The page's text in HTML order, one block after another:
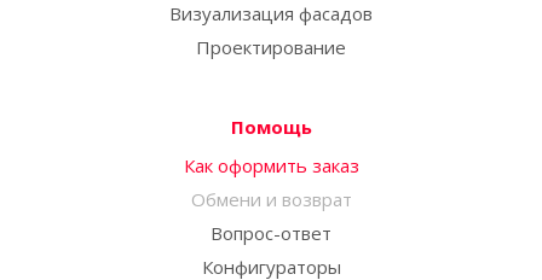
Визуализация фасадов
Проектирование
Помощь
Как оформить заказ
Обмени и возврат
Вопрос-ответ
Конфигураторы